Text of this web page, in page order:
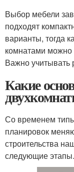
Выбор мебели
подходят
варианты, тогда
комнатами можно
Важно учитывать
Какие
Со временем
планировок
строительства
следующие этапы.